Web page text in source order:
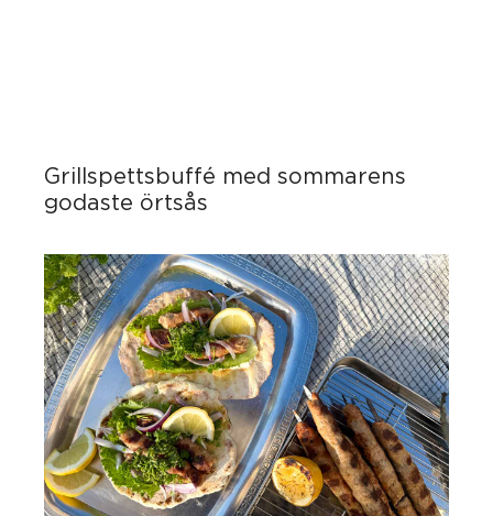
Grillspettsbuffé med sommarens
godaste örtsås